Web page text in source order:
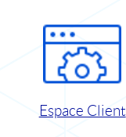
Espace Client